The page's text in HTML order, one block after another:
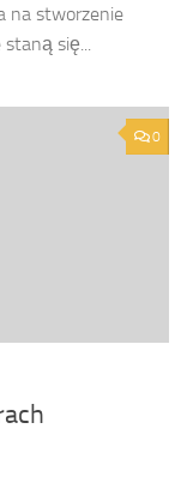
na stworzenie
się...
0